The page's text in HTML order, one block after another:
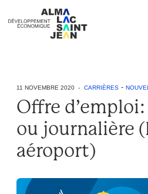
11 NOVEMBRE 2020 - CARRIÈRES -
Offre
ou journalière
aéroport)